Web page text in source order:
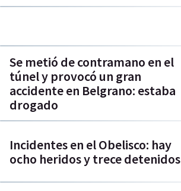
Se metió de contramano en el
túnel y provocó un gran
accidente en Belgrano: estaba
drogado
Incidentes en el Obelisco: hay
ocho heridos y trece detenidos